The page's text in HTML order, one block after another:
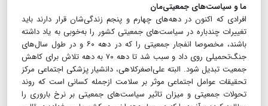
ما و سیاست‌های جمعیتی‌مان
افرادی که اکنون در دهه‌های چهارم و پنجم زندگی‌شان قرار دارند باید
تغییرات چندباره در سیاست‌های جمعیتی کشور را به‌خوبی به یاد داشته
باشند، مخصوصا انفجار جمعیتی را که در دهه ۶۰ و در طول سال‌های
جنگ‌تحمیلی روی داد و سبب شد تا دهه ۷۰ به دهه تلاش برای کاهش
جمعیت تبدیل شود. البته علی‌اصغر‌کلاهی، دانشیار پزشکی اجتماعی مرکز
تحقیقات عوامل اجتماعی موثر بر سلامت ازجمله کسانی است که روند
تحولات جمعیتی و میزان تاثیر سیاست‌های جمعیتی بر نرخ باروری را